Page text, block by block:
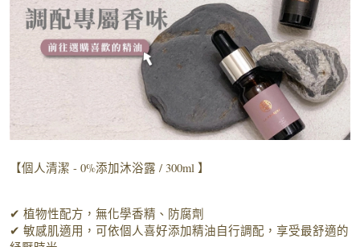
【個人清潔 - 0%添加沐浴露 / 300ml 】
✔ 植物性配方，無化學香精、防腐劑
✔ 敏感肌適用，可依個人喜好添加精油自行調配，享受最舒適的